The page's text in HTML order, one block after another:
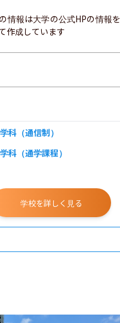
情報は大学の公式HPの情報
作成しています
科（通信制）
科（通学課程）
学校を詳しく見る